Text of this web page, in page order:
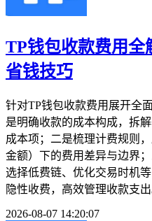
TP钱包收款费用全
省钱技巧
针对TP钱包收款费用展开全
是明确收款的成本构成，拆
成本项；二是梳理计费规则
金额）下的费用差异与边界
选择低费链、优化交易时机
隐性收费，高效管理收款支
2026-08-07 14:20:07